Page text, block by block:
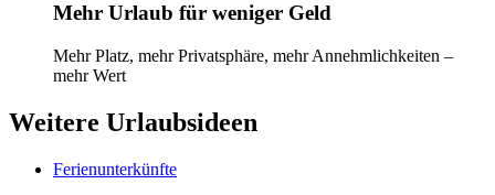
Mehr Urlaub für weniger Geld
Mehr Platz, mehr Privatsphäre, mehr Annehmlichkeiten –
mehr Wert
Weitere Urlaubsideen
Ferienunterkünfte